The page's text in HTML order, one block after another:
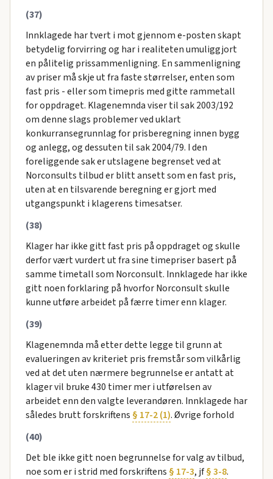
(37)
Innklagede har tvert i mot gjennom e-posten skapt
betydelig forvirring og har i realiteten umuliggjort
en pålitelig prissammenligning. En sammenligning
av priser må skje ut fra faste størrelser, enten som
fast pris - eller som timepris med gitte rammetall
for oppdraget. Klagenemnda viser til sak 2003/192
om denne slags problemer ved uklart
konkurransegrunnlag for prisberegning innen bygg
og anlegg, og dessuten til sak 2004/79. I den
foreliggende sak er utslagene begrenset ved at
Norconsults tilbud er blitt ansett som en fast pris,
uten at en tilsvarende beregning er gjort med
utgangspunkt i klagerens timesatser.
(38)
Klager har ikke gitt fast pris på oppdraget og skulle
derfor vært vurdert ut fra sine timepriser basert på
samme timetall som Norconsult. Innklagede har ikke
gitt noen forklaring på hvorfor Norconsult skulle
kunne utføre arbeidet på færre timer enn klager.
(39)
Klagenemnda må etter dette legge til grunn at
evalueringen av kriteriet pris fremstår som vilkårlig
ved at det uten nærmere begrunnelse er antatt at
klager vil bruke 430 timer mer i utførelsen av
arbeidet enn den valgte leverandøren. Innklagede har
således brutt forskriftens § 17-2 (1). Øvrige forhold
(40)
Det ble ikke gitt noen begrunnelse for valg av tilbud,
noe som er i strid med forskriftens § 17-3, jf§ 3-8.